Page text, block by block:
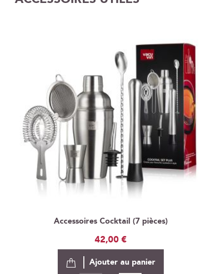
Accessoires Cocktail (7 pièces)
42,00 €
Ajouter au panier